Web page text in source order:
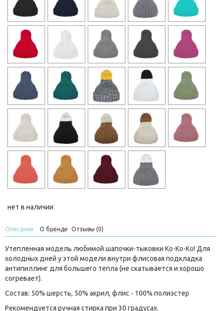
нет в наличии
Описание О бренде Отзывы (0)
Утепленная модель любимой шапочки-тыковки Ko-Ko-Ko! Для
холодных дней у этой модели внутри флисовая подкладка
антипиллинг для большего тепла (не скатывается и хорошо
согревает).
Состав: 50% шерсть, 50% акрил, флис - 100% полиэстер
Рекомендуется ручная стирка при 30 градусах.